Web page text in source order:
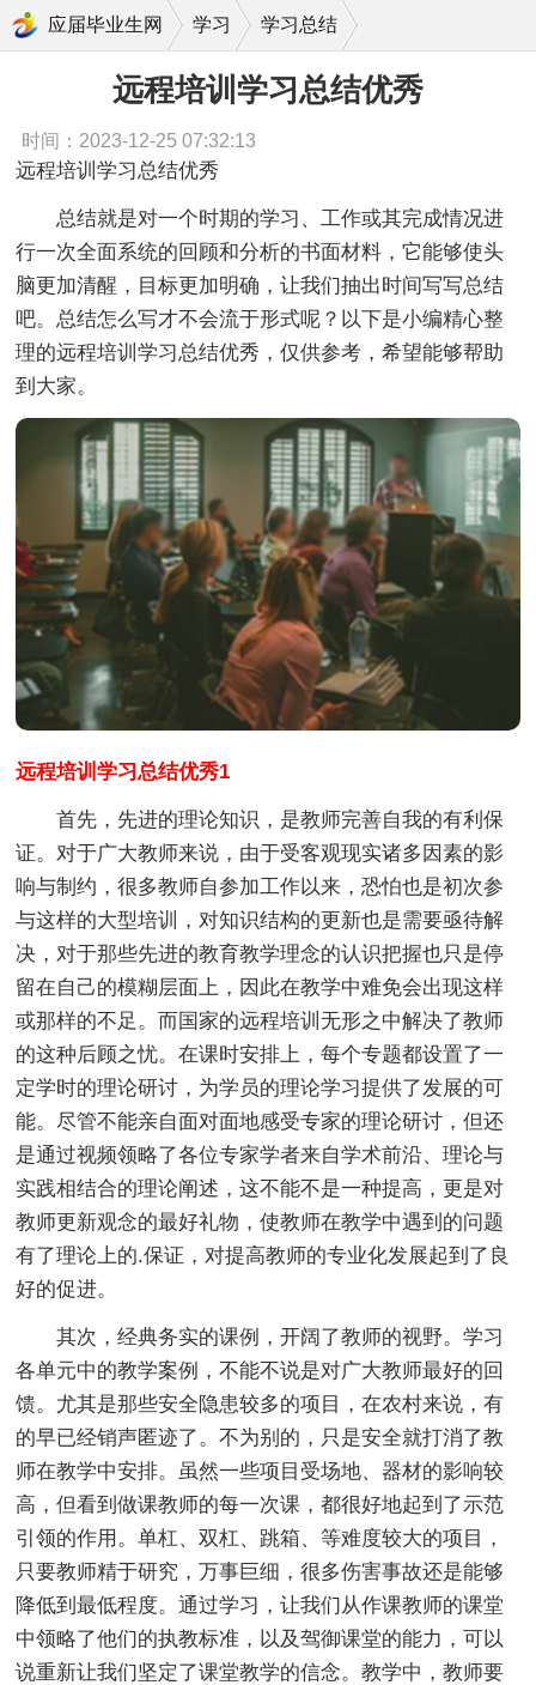
应届毕业生网 学习 学习总结
远程培训学习总结优秀
时间：2023-12-25 07:32:13
远程培训学习总结优秀
总结就是对一个时期的学习、工作或其完成情况进
行一次全面系统的回顾和分析的书面材料，它能够使头
脑更加清醒，目标更加明确，让我们抽出时间写写总结
吧。总结怎么写才不会流于形式呢？以下是小编精心整
理的远程培训学习总结优秀，仅供参考，希望能够帮助
到大家。
远程培训学习总结优秀1
首先，先进的理论知识，是教师完善自我的有利保
证。对于广大教师来说，由于受客观现实诸多因素的影
响与制约，很多教师自参加工作以来，恐怕也是初次参
与这样的大型培训，对知识结构的更新也是需要亟待解
决，对于那些先进的教育教学理念的认识把握也只是停
留在自己的模糊层面上，因此在教学中难免会出现这样
或那样的不足。而国家的远程培训无形之中解决了教师
的这种后顾之忧。在课时安排上，每个专题都设置了一
定学时的理论研讨，为学员的理论学习提供了发展的可
能。尽管不能亲自面对面地感受专家的理论研讨，但还
是通过视频领略了各位专家学者来自学术前沿、理论与
实践相结合的理论阐述，这不能不是一种提高，更是对
教师更新观念的最好礼物，使教师在教学中遇到的问题
有了理论上的.保证，对提高教师的专业化发展起到了良
好的促进。
其次，经典务实的课例，开阔了教师的视野。学习
各单元中的教学案例，不能不说是对广大教师最好的回
馈。尤其是那些安全隐患较多的项目，在农村来说，有
的早已经销声匿迹了。不为别的，只是安全就打消了教
师在教学中安排。虽然一些项目受场地、器材的影响较
高，但看到做课教师的每一次课，都很好地起到了示范
引领的作用。单杠、双杠、跳箱、等难度较大的项目，
只要教师精于研究，万事巨细，很多伤害事故还是能够
降低到最低程度。通过学习，让我们从作课教师的课堂
中领略了他们的执教标准，以及驾御课堂的能力，可以
说重新让我们坚定了课堂教学的信念。教学中，教师要